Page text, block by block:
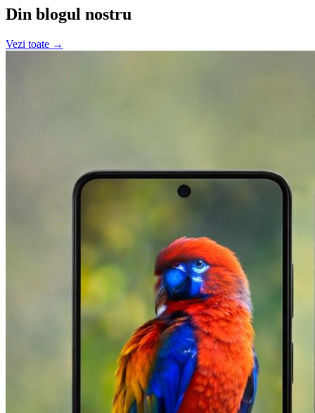
Din blogul nostru
Vezi toate →